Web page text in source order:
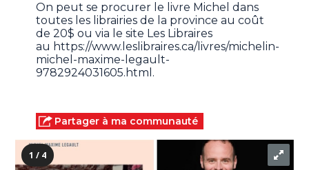
On peut se procurer le livre Michel dans
toutes les librairies de la province au coût
de 20$ ou via le site Les Libraires
au https://www.leslibraires.ca/livres/michelin-
michel-maxime-legault-
9782924031605.html.
Partager à ma communauté
1 / 4